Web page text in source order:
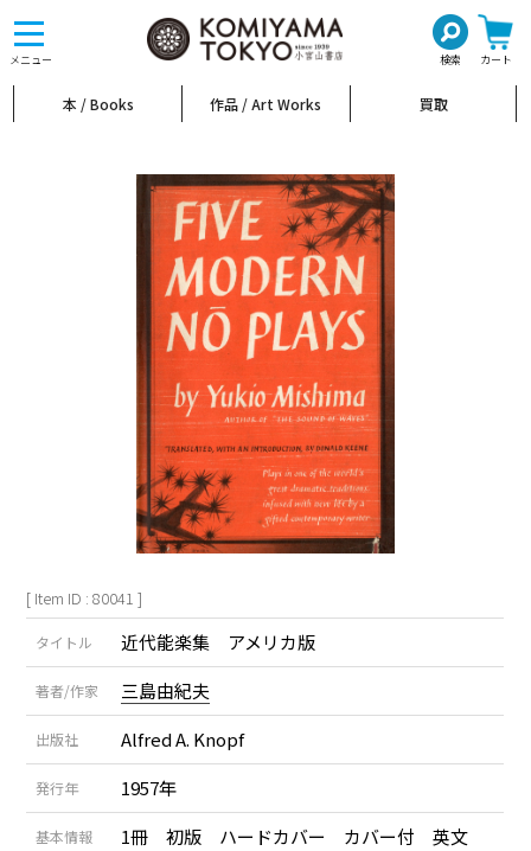
メニュー 検索 カート
toggle
navigation
本 / Books 作品 / Art Works 買取
[ Item ID : 80041 ]
タイトル 近代能楽集 アメリカ版
著者/作家 三島由紀夫
出版社 Alfred A. Knopf
発行年 1957年
基本情報 1冊 初版 ハードカバー カバー付 英文